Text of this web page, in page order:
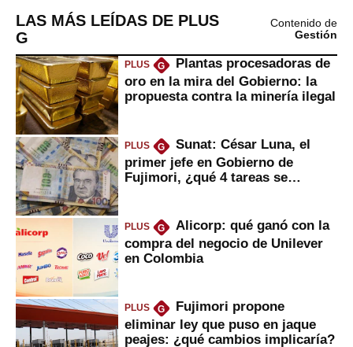
LAS MÁS LEÍDAS DE PLUS
G
Contenido de
Gestión
PLUS G
Plantas procesadoras de
oro en la mira del Gobierno: la
propuesta contra la minería ilegal
PLUS G
Sunat: César Luna, el
primer jefe en Gobierno de
Fujimori, ¿qué 4 tareas se
PLUS G
Alicorp: qué ganó con la
compra del negocio de Unilever
en Colombia
PLUS G
Fujimori propone
eliminar ley que puso en jaque
peajes: ¿qué cambios implicaría?